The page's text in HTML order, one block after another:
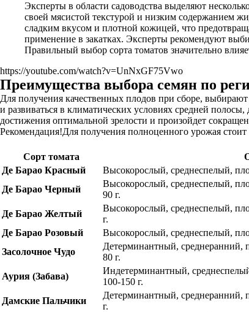
Эксперты в области садоводства выделяют
своей мясистой текстурой и низким содержанием
сладким вкусом и плотной кожицей, что
применение в закатках. Эксперты рекомендуют
Правильный выбор сорта томатов значительно
https://youtube.com/watch?v=UnNxGF75Vwo
Преимущества выбора семян по
Для получения качественных плодов при сборе,
и развиваться в климатических условиях средней
достижения оптимальной зрелости и произойдет
Рекомендация!Для получения полноценного урожая
Сорт томата
Де Барао Красный
Высокорослый, среднеспелый,
Де Барао Черный
Высокорослый, среднеспелый,
90 г.
Де Барао Желтый
Высокорослый, среднеспелый,
г.
Де Барао Розовый
Высокорослый, среднеспелый,
Засолочное Чудо
Детерминантный, среднеранний,
80 г.
Аурия (Забава)
Индетерминантный,
100-150 г.
Дамские Пальчики
Детерминантный, среднеранний,
г.